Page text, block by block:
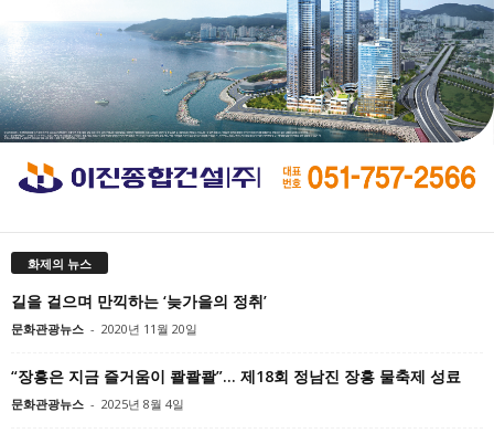
화제의 뉴스
길을 걸으며 만끽하는 ‘늦가을의 정취’
문화관광뉴스 - 2020년 11월 20일
“장흥은 지금 즐거움이 콸콸콸”… 제18회 정남진 장흥 물축제 성료
문화관광뉴스 - 2025년 8월 4일